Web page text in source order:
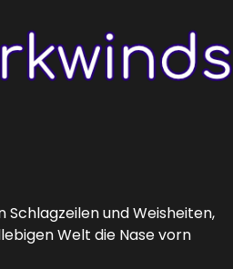
und Weisheiten,
Welt die Nase vorn